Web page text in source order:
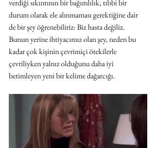
verdiği sıkıntının bir bağımlılık, tıbbi bir
durum olarak ele alınmaması gerektiğine dair
de bir şey öğrenebiliriz: Biz hasta değiliz.
Bunun yerine ihtiyacımız olan şey, neden bu
kadar çok kişinin çevrimiçi ötekilerle
çevriliyken yalnız olduğunu daha iyi
betimleyen yeni bir kelime dağarcığı.